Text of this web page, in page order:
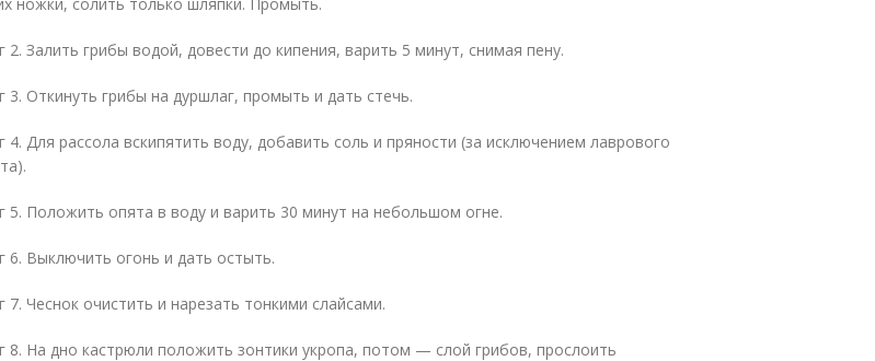
2. Залить грибы водой, довести до кипения, варить 5 минут, снимая пену.
3. Откинуть грибы на дуршлаг, промыть и дать стечь.
4. Для рассола вскипятить воду, добавить соль и пряности (за исключением лаврового
5. Положить опята в воду и варить 30 минут на небольшом огне.
6. Выключить огонь и дать остыть.
7. Чеснок очистить и нарезать тонкими слайсами.
8. На дно кастрюли положить зонтики укропа, потом — слой грибов, прослоить